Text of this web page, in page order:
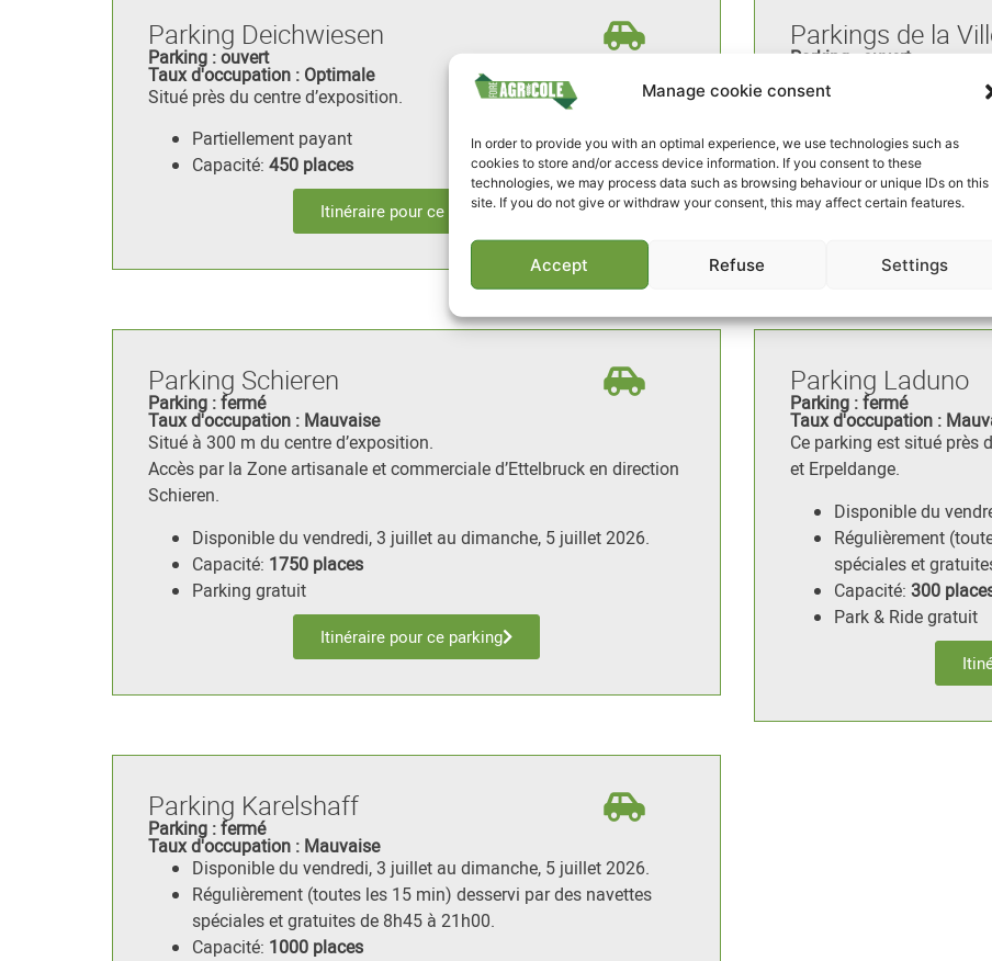
Manage cookie consent
In order to provide you with an optimal experience, we use technologies such as
cookies to store and/or access device information. If you consent to these
technologies, we may process data such as browsing behaviour or unique IDs on this
site. If you do not give or withdraw your consent, this may affect certain features.
Accept Refuse Settings
Parking Deichwiesen
Parking : ouvert
Taux d'occupation : Optimale
Situé près du centre d’exposition.
Partiellement payant
Capacité: 450 places
Itinéraire pour ce parking
Parkings de la
Parking : ouvert
Parkings du centre ville.
Le CityBus circule
Payant
Capacité:300 places
Parking Schieren
Parking : fermé
Taux d'occupation : Mauvaise
Situé à 300 m du centre d’exposition.
Accès par la Zone artisanale et commerciale d’Ettelbruck en direction
Schieren.
Disponible du vendredi, 3 juillet au dimanche, 5 juillet 2026.
Capacité: 1750 places
Parking gratuit
Itinéraire pour ce parking
Parking Laduno
Parking : fermé
Taux d'occupation :
Ce parking est situé près
et Erpeldange.
Disponible du
Régulièrement
spéciales et
Capacité: 300
Park & Ride gratuit
Parking Karelshaff
Parking : fermé
Taux d'occupation : Mauvaise
Disponible du vendredi, 3 juillet au dimanche, 5 juillet 2026.
Régulièrement (toutes les 15 min) desservi par des navettes
spéciales et gratuites de 8h45 à 21h00.
Capacité: 1000 places